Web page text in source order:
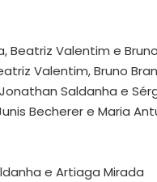
Beatriz Valentim e
Valentim, Bruno
Saldanha e
Becherer e Maria
e Artiaga Mirada